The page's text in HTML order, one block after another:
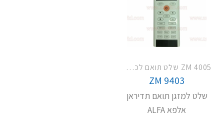
ZM 4005 שלט תואם לכל מזגני תדיראן
ZM 9403
שלט למזגן תואם תדיראן
אלפא ALFA